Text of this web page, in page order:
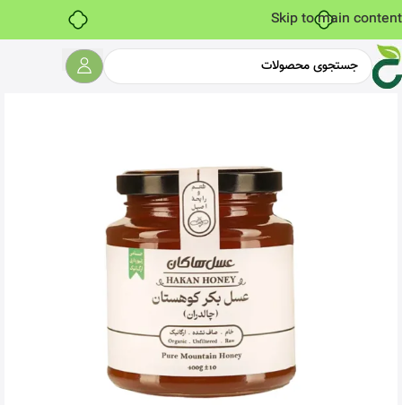
Skip to main content